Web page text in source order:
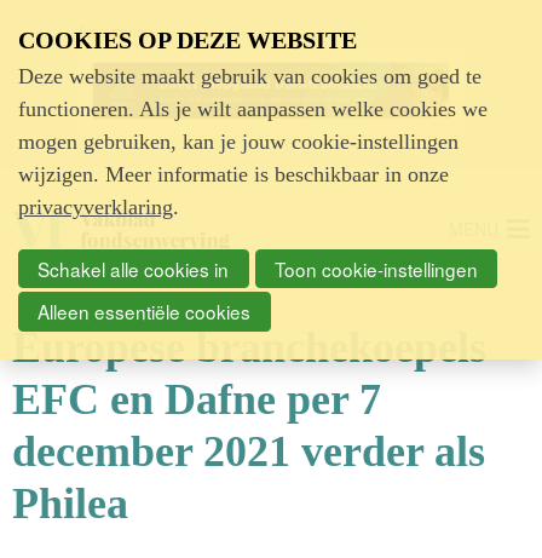
Advertentie
Europese branchekoepels
EFC en Dafne per 7
december 2021 verder als
Philea
COOKIES OP DEZE WEBSITE
Deze website maakt gebruik van cookies om goed te
functioneren. Als je wilt aanpassen welke cookies we
mogen gebruiken, kan je jouw cookie-instellingen
wijzigen. Meer informatie is beschikbaar in onze
privacyverklaring.
Schakel alle cookies in
Toon cookie-instellingen
Alleen essentiële cookies